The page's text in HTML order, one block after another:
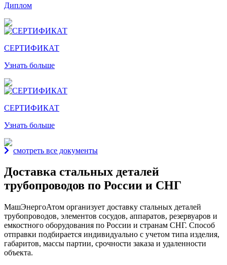
Диплом
СЕРТИФИКАТ
Узнать больше
СЕРТИФИКАТ
Узнать больше
смотреть все документы
Доставка стальных деталей
трубопроводов по России и СНГ
МашЭнергоАтом организует доставку стальных деталей
трубопроводов, элементов сосудов, аппаратов, резервуаров и
емкостного оборудования по России и странам СНГ. Способ
отправки подбирается индивидуально с учетом типа изделия,
габаритов, массы партии, срочности заказа и удаленности
объекта.